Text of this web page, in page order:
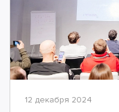
12 декабря 2024